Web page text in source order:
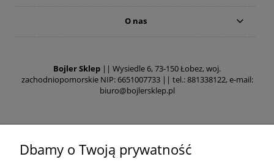
O nas
Bojler Sklep || Wysiedle 6, 73-150 Łobez, woj.
zachodniopomorskie NIP: 6651007733 || tel.: 881338122, e-mail:
biuro@bojlersklep.pl
Dbamy o Twoją prywatność